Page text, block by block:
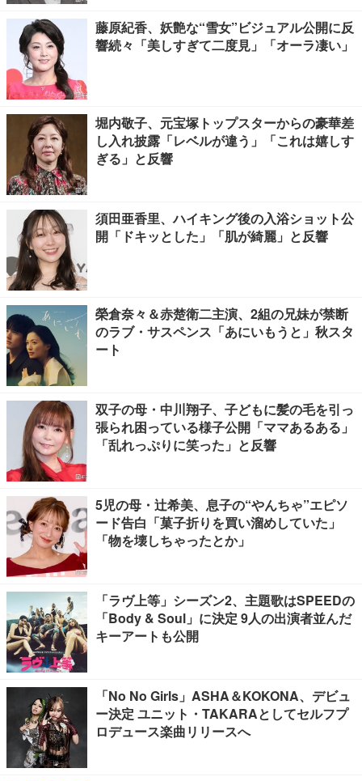
藤原紀香、妖艶な“雪女”ビジュアル公開に反
響続々「美しすぎて二度見」「オーラ凄い」
堀内敬子、元宝塚トップスターからの豪華差
し入れ披露「レベルが違う」「これは嬉しす
ぎる」と反響
須田亜香里、ハイキング後の入浴ショット公
開「ドキッとした」「肌が綺麗」と反響
榮倉奈々＆赤楚衛二主演、2組の兄妹が禁断
のラブ・サスペンス「あにいもうと」秋スタ
ート
双子の母・中川翔子、子どもに髪の毛を引っ
張られ困っている様子公開「ママあるある」
「乱れっぷりに笑った」と反響
5児の母・辻希美、息子の“やんちゃ”エピソ
ード告白「菓子折りを買い溜めしていた」
「物を壊しちゃったとか」
「ラヴ上等」シーズン2、主題歌はSPEEDの
「Body & Soul」に決定 9人の出演者並んだ
キーアートも公開
「No No Girls」ASHA＆KOKONA、デビュ
ー決定 ユニット・TAKARAとしてセルフプ
ロデュース楽曲リリースへ